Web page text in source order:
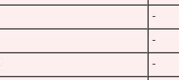
-
-
-